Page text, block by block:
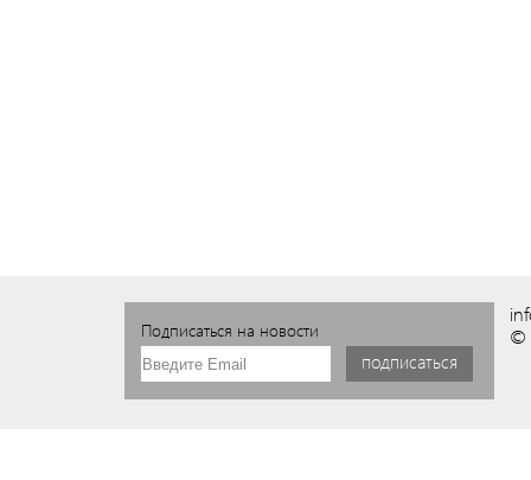
Подписаться на новости
©